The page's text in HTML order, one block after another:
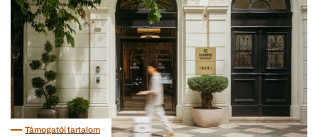
Támogatói tartalom